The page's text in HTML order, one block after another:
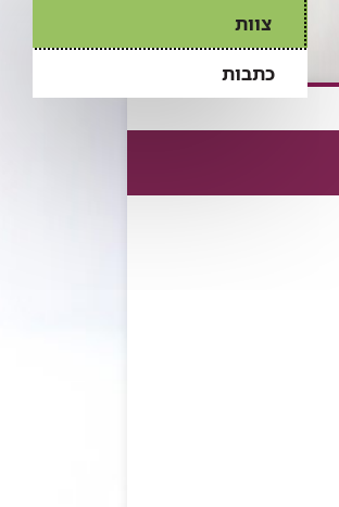
צוות
כתבות